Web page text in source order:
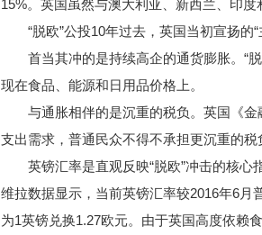
15%。英国虽然与澳大利亚、新西兰、印
“脱欧”公投10年过去，英国当初宣扬的“
首当其冲的是持续高企的通货膨胀。“脱
现在食品、能源和日用品价格上。
与通胀相伴的是沉重的税负。英国《金
支出需求，普通民众不得不承担更沉重的税
英镑汇率是直观反映“脱欧”冲击的核心
维拉数据显示，当前英镑汇率较2016年6月
为1英镑兑换1.27欧元。由于英国高度依赖